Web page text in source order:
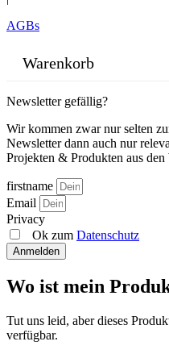
AGBs
Warenkorb
Newsletter gefällig?
Wir kommen zwar nur selten
Newsletter dann auch nur
Projekten & Produkten aus
firstname
Email
Privacy
Ok zum Datenschutz
Anmelden
Wo ist mein
Tut uns leid, aber dieses
verfügbar.